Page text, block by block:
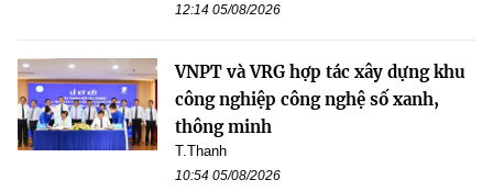
12:14 05/08/2026
VNPT và VRG hợp tác xây dựng khu
công nghiệp công nghệ số xanh,
thông minh
T.Thanh
10:54 05/08/2026